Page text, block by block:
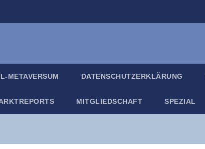
META­VER­SUM DATEN­SCHUTZ­ER­KLÄ­RUNG
MIT­GLIED­SCHAFT SPE­ZI­AL